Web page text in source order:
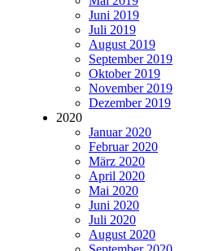
Juni 2019
Juli 2019
August 2019
September 2019
Oktober 2019
November 2019
Dezember 2019
2020
Januar 2020
Februar 2020
März 2020
April 2020
Mai 2020
Juni 2020
Juli 2020
August 2020